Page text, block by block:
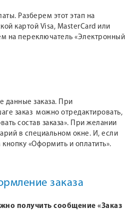
Разберем этот этап на
картой Visa, MasterCard или
на переключатель «Электронный
данные заказа. При
заказ можно отредактировать,
состав заказа». При желании
в специальном окне. И, если
«Оформить и оплатить».
заказа
получить сообщение «Заказ